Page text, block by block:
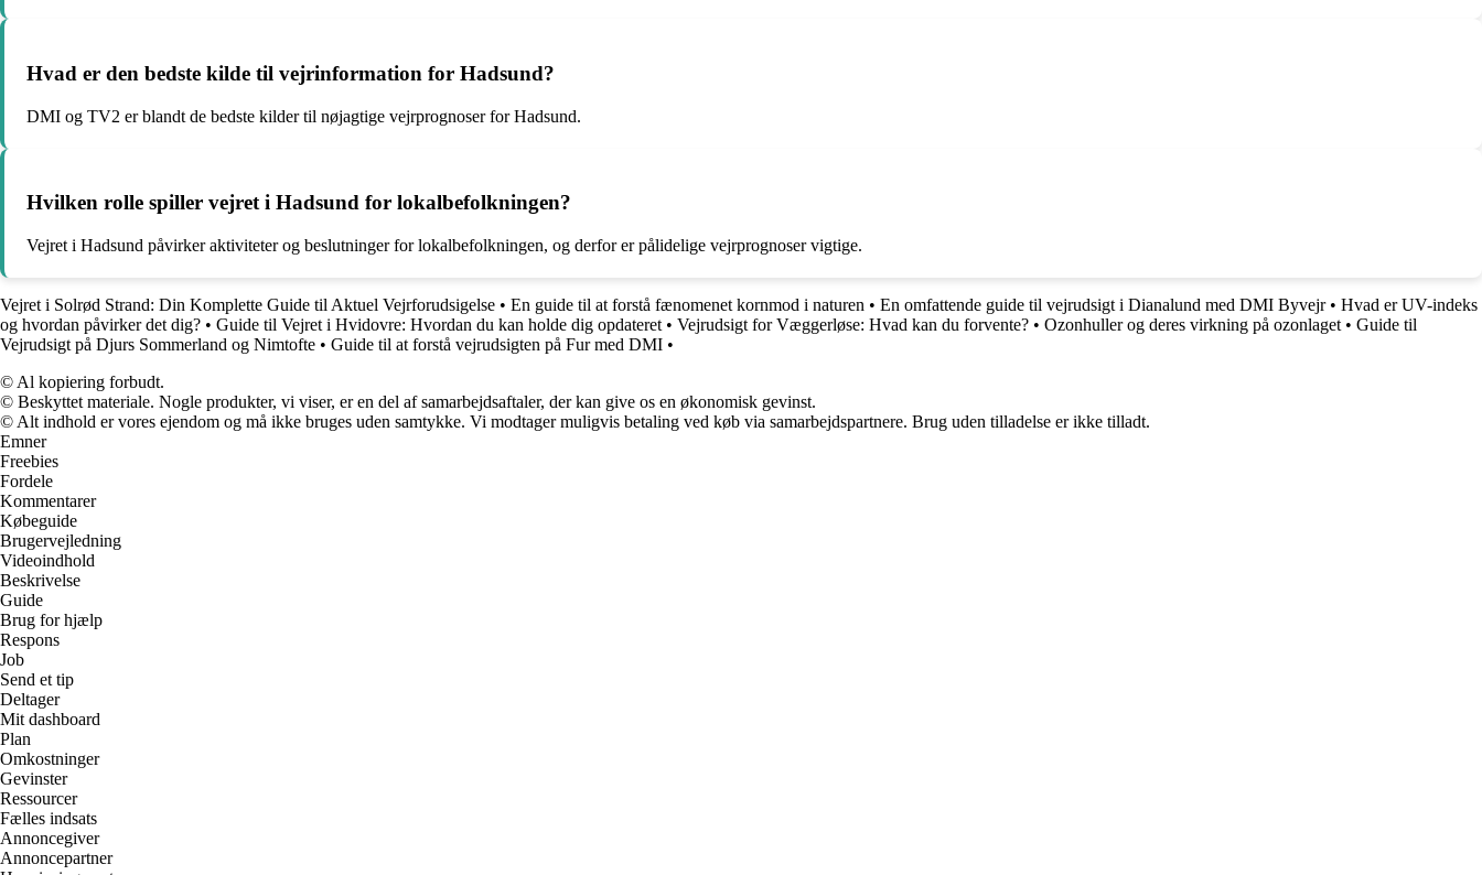
Hvad er den bedste kilde til vejrinformation for Hadsund?
DMI og TV2 er blandt de bedste kilder til nøjagtige vejrprognoser for Hadsund.
Hvilken rolle spiller vejret i Hadsund for lokalbefolkningen?
Vejret i Hadsund påvirker aktiviteter og beslutninger for lokalbefolkningen, og derfor er pålidelige vejrprognoser vigtige.
Vejret i Solrød Strand: Din Komplette Guide til Aktuel Vejrforudsigelse • En guide til at forstå fænomenet kornmod i naturen • En omfattende guide til vejrudsigt i Dianalund med DMI Byvejr• Hvad er UV-indeks
og hvordan påvirker det dig? • Guide til Vejret i Hvidovre: Hvordan du kan holde dig opdateret • Vejrudsigt for Væggerløse: Hvad kan du forvente? • Ozonhuller og deres virkning på ozonlaget • Guide til
Vejrudsigt på Djurs Sommerland og Nimtofte • Guide til at forstå vejrudsigten på Fur med DMI •
© Al kopiering forbudt.
© Beskyttet materiale. Nogle produkter, vi viser, er en del af samarbejdsaftaler, der kan give os en økonomisk gevinst.
© Alt indhold er vores ejendom og må ikke bruges uden samtykke. Vi modtager muligvis betaling ved køb via samarbejdspartnere. Brug uden tilladelse er ikke tilladt.
Emner
Freebies
Fordele
Kommentarer
Købeguide
Brugervejledning
Videoindhold
Beskrivelse
Guide
Brug for hjælp
Respons
Job
Send et tip
Deltager
Mit dashboard
Plan
Omkostninger
Gevinster
Ressourcer
Fælles indsats
Annoncegiver
Annoncepartner